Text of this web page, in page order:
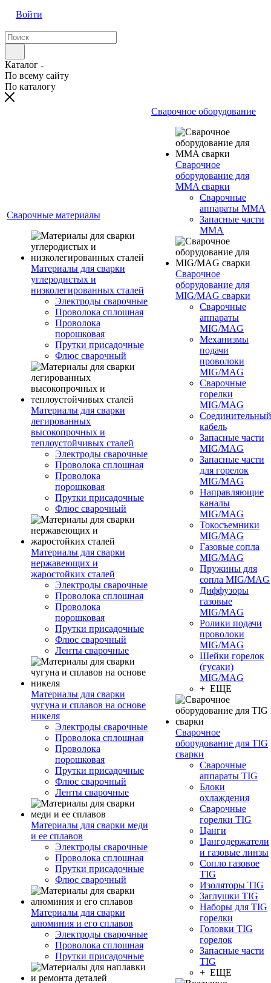
Войти
Каталог
По всему сайту
По каталогу
Сварочные материалы
Материалы для сварки
углеродистых и
низколегированных сталей
Электроды сварочные
Проволока сплошная
Проволока
порошковая
Прутки присадочные
Флюс сварочный
Материалы для сварки
легированных
высокопрочных и
теплоустойчивых сталей
Электроды сварочные
Проволока сплошная
Проволока
порошковая
Прутки присадочные
Флюс сварочный
Материалы для сварки
нержавеющих и
жаростойких сталей
Электроды сварочные
Проволока сплошная
Проволока
порошковая
Прутки присадочные
Флюс сварочный
Ленты сварочные
Материалы для сварки
чугуна и сплавов на основе
никеля
Электроды сварочные
Проволока сплошная
Проволока
порошковая
Прутки присадочные
Флюс сварочный
Ленты сварочные
Материалы для сварки меди
и ее сплавов
Электроды сварочные
Проволока сплошная
Прутки присадочные
Флюс сварочный
Материалы для сварки
алюминия и его сплавов
Электроды сварочные
Проволока сплошная
Прутки присадочные
Сварочное оборудование
Сварочное
оборудование для
MMA сварки
Сварочные
аппараты MMA
Запасные части
MMA
Сварочное
оборудование для
MIG/MAG сварки
Сварочные
аппараты
MIG/MAG
Механизмы
подачи
проволоки
MIG/MAG
Сварочные
горелки
MIG/MAG
Соединительный
кабель
Запасные части
MIG/MAG
Запасные части
для горелок
MIG/MAG
Направляющие
каналы
MIG/MAG
Токосъемники
MIG/MAG
Газовые сопла
MIG/MAG
Пружины для
сопла MIG/MAG
Диффузоры
газовые
MIG/MAG
Ролики подачи
проволоки
MIG/MAG
Шейки горелок
(гусаки)
MIG/MAG
+ ЕЩЕ
Сварочное
оборудование для TIG
сварки
Сварочные
аппараты TIG
Блоки
охлаждения
Сварочные
горелки TIG
Цанги
Цангодержатели
и газовые линзы
Сопло газовое
TIG
Изоляторы TIG
Заглушки TIG
Наборы для TIG
горелки
Головки TIG
горелок
Запасные части
TIG
+ ЕЩЕ